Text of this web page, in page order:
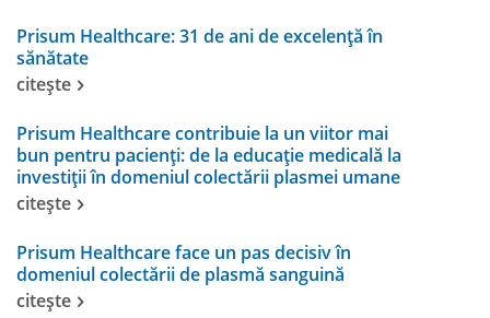
Prisum Healthcare: 31 de ani de excelență în
sănătate
citește
Prisum Healthcare contribuie la un viitor mai
bun pentru pacienți: de la educație medicală la
investiții în domeniul colectării plasmei umane
citește
Prisum Healthcare face un pas decisiv în
domeniul colectării de plasmă sanguină
citește